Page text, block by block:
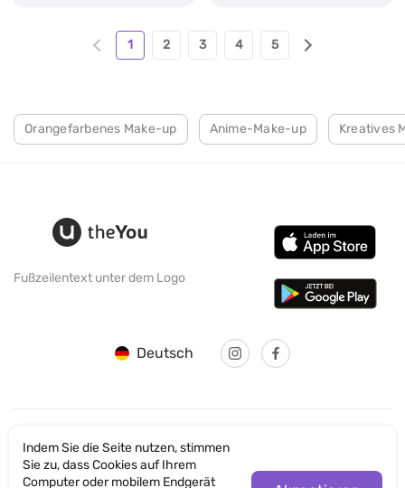
1 2 3 4 5
Orangefarbenes Make-up Anime-Make-up Kreatives
Fußzeilentext unter dem Logo
Deutsch
© SANTICUM INTERNATIONAL LTD
Indem Sie die Seite nutzen, stimmen
Sie zu, dass Cookies auf Ihrem
Computer oder mobilem Endgerät